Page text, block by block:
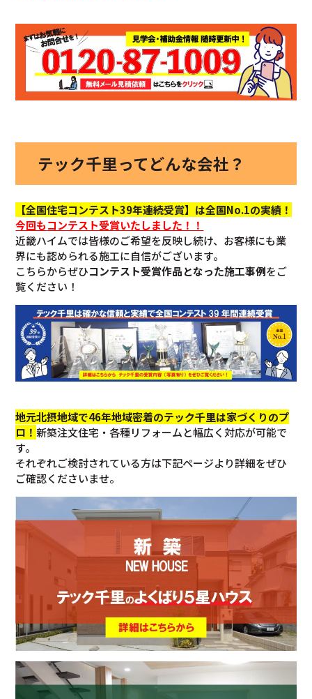
テック千里ってどんな会社？
【全国住宅コンテスト39年連続受賞】は全国No.1の実績！
今回もコンテスト受賞いたしました！！
近畿ハイムでは皆様のご希望を反映し続け、お客様にも業
界にも認められる施工に自信がございます。
こちらからぜひコンテスト受賞作品となった施工事例をご
覧ください！
地元北摂地域で46年地域密着のテック千里は家づくりのプ
ロ！新築注文住宅・各種リフォームと幅広く対応が可能で
す。
それぞれご検討されている方は下記ページより詳細をぜひ
ご確認くださいませ。